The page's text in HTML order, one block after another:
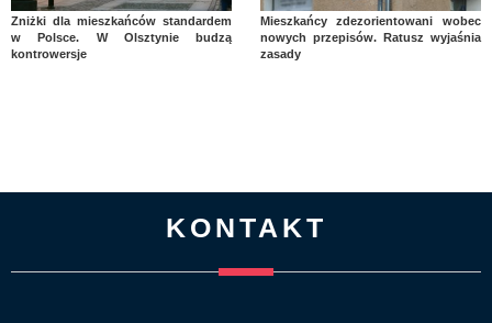
Zniżki dla mieszkańców standardem
w Polsce. W Olsztynie budzą
kontrowersje
Mieszkańcy zdezorientowani wobec
nowych przepisów. Ratusz wyjaśnia
zasady
KONTAKT